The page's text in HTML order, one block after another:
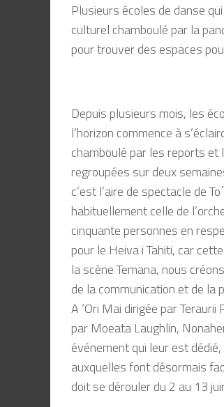
Plusieurs écoles de danse
culturel chamboulé par la
pourtrouver des espaces
Depuis plusieurs mois, les
l’horizon commence às
chamboulé par les reports et
regroupées sur deux
c’est l’aire de spectacle de To΄
habituellement celle de
cinquante personnes en
pour le Heivai Tahiti, car
lascèneTemana, nous
de la communication et de la
A ‘Ori Mai dirigée parTeraurii
par Moeata Laughlin,
événement qui leur est
auxquelles font désormais
doitse dérouler du 2 au 13